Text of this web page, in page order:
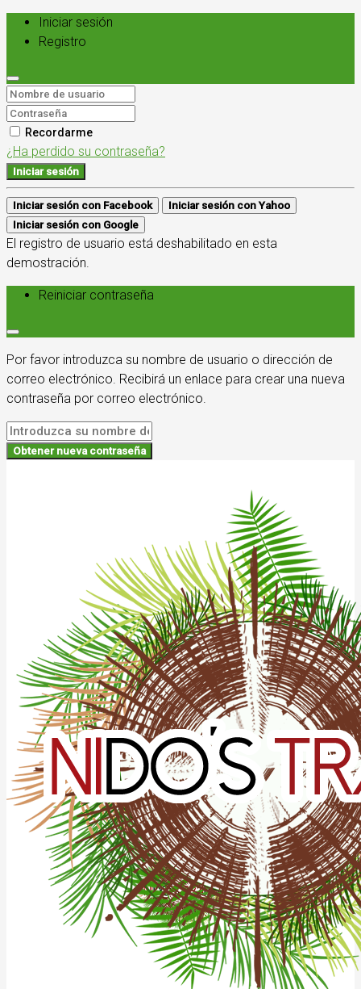
Iniciar sesión
Registro
Recordarme
¿Ha perdido su contraseña?
Iniciar sesión
Iniciar sesión con Facebook
Iniciar sesión con Yahoo
Iniciar sesión con Google
El registro de usuario está deshabilitado en esta
demostración.
Reiniciar contraseña
Por favor introduzca su nombre de usuario o dirección de
correo electrónico. Recibirá un enlace para crear una nueva
contraseña por correo electrónico.
Obtener nueva contraseña